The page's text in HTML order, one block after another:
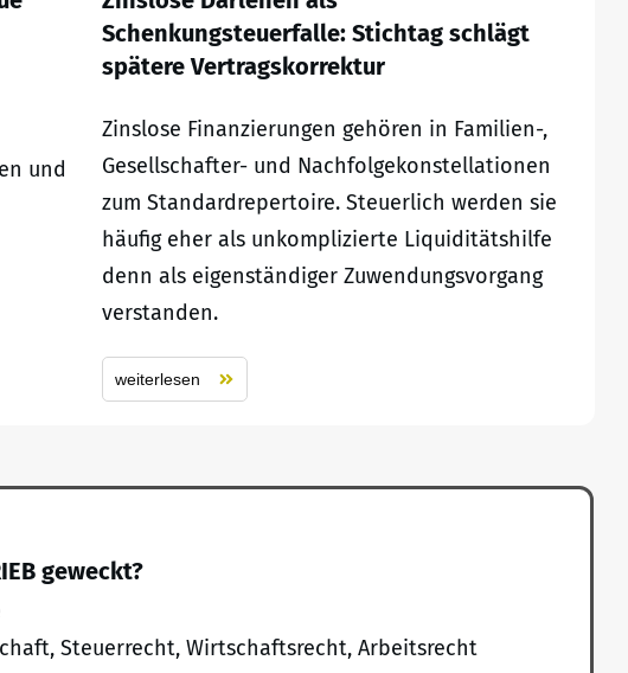
und
Schenkungsteuerfalle: Stichtag schlägt
spätere Vertragskorrektur
Zinslose Finanzierungen gehören in Familien-,
Gesellschafter- und Nachfolgekonstellationen
zum Standardrepertoire. Steuerlich werden sie
häufig eher als unkomplizierte Liquiditätshilfe
denn als eigenständiger Zuwendungsvorgang
verstanden.
weiterlesen
geweckt?
Steuerrecht, Wirtschaftsrecht, Arbeitsrecht